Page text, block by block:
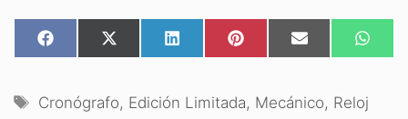
COMPARTIR
EN
COMPARTIR
EN
COMPARTIR
EN
COMPARTIR
EN
COMPARTIR
EN
EN
Etiquetas
Cronógrafo, Edición Limitada, Mecánico, Reloj